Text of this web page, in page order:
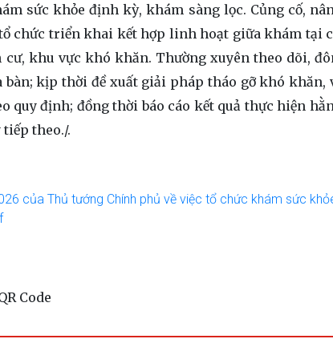
sức khỏe định kỳ, khám sàng lọc. Củng cố,
chức triển khai kết hợp linh hoạt giữa khám tại
khu vực khó khăn. Thường xuyên theo dõi,
kịp thời đề xuất giải pháp tháo gỡ khó khăn,
quy định; đồng thời báo cáo kết quả thực hiện
tiếp theo./.
của Thủ tướng Chính phủ về việc tổ chức khám sức